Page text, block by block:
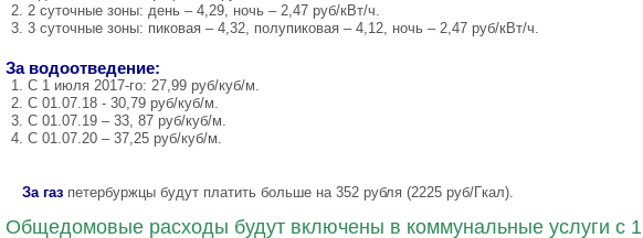
2 суточные зоны: день – 4,29, ночь – 2,47 руб/кВт/ч.
3 суточные зоны: пиковая – 4,32, полупиковая – 4,12, ночь – 2,47 руб/кВт/ч.
За водоотведение:
С 1 июля 2017-го: 27,99 руб/куб/м.
С 01.07.18 - 30,79 руб/куб/м.
С 01.07.19 – 33, 87 руб/куб/м.
С 01.07.20 – 37,25 руб/куб/м.
За газ петербуржцы будут платить больше на 352 рубля (2225 руб/Гкал).
Общедомовые расходы будут включены в коммунальные услуги с 1